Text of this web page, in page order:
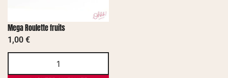
Mega Roulette fruits
1,00 €